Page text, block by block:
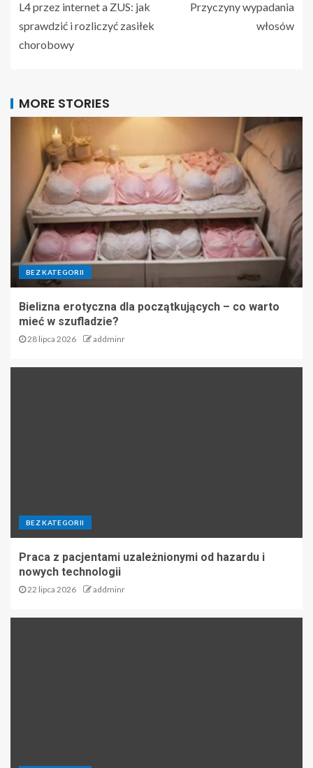
L4 przez internet a ZUS: jak
sprawdzić i rozliczyć zasiłek
chorobowy
Przyczyny wypadania
włosów
MORE STORIES
BEZ KATEGORII
Bielizna erotyczna dla początkujących – co warto
mieć w szufladzie?
28 lipca 2026 addminr
BEZ KATEGORII
Praca z pacjentami uzależnionymi od hazardu i
nowych technologii
22 lipca 2026 addminr